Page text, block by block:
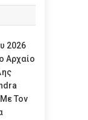
2026
Αρχαίο
Τον